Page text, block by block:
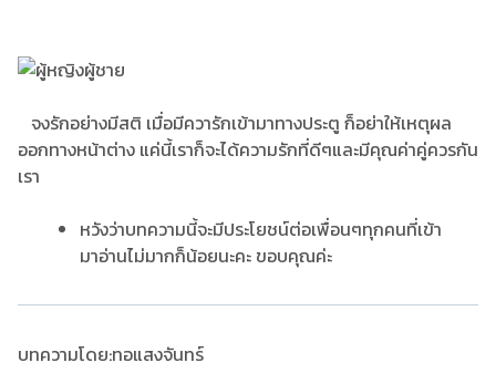
จงรักอย่างมีสติ เมื่อมีควารักเข้ามาทางประตู ก็อย่าให้เหตุผล
ออกทางหน้าต่าง แค่นี้เราก็จะได้ความรักที่ดีๆและมีคุณค่าคู่ควรกัน
เรา
หวังว่าบทความนี้จะมีประโยชน์ต่อเพื่อนๆทุกคนที่เข้า
มาอ่านไม่มากก็น้อยนะคะ ขอบคุณค่ะ
บทความโดย:ทอแสงจันทร์